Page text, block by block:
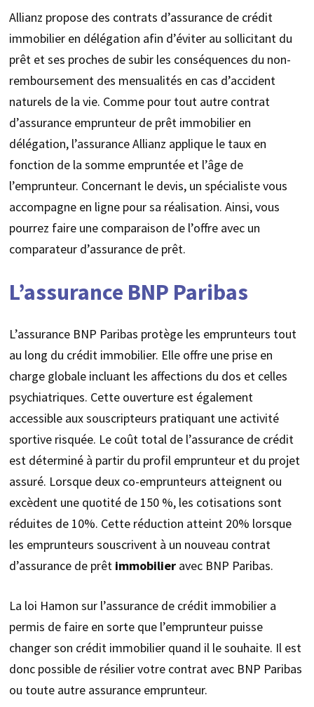
Allianz propose des contrats d’assurance de crédit
immobilier en délégation afin d’éviter au sollicitant du
prêt et ses proches de subir les conséquences du non-
remboursement des mensualités en cas d’accident
naturels de la vie. Comme pour tout autre contrat
d’assurance emprunteur de prêt immobilier en
délégation, l’assurance Allianz applique le taux en
fonction de la somme empruntée et l’âge de
l’emprunteur. Concernant le devis, un spécialiste vous
accompagne en ligne pour sa réalisation. Ainsi, vous
pourrez faire une comparaison de l’offre avec un
comparateur d’assurance de prêt.
L’assurance BNP Paribas
L’assurance BNP Paribas protège les emprunteurs tout
au long du crédit immobilier. Elle offre une prise en
charge globale incluant les affections du dos et celles
psychiatriques. Cette ouverture est également
accessible aux souscripteurs pratiquant une activité
sportive risquée. Le coût total de l’assurance de crédit
est déterminé à partir du profil emprunteur et du projet
assuré. Lorsque deux co-emprunteurs atteignent ou
excèdent une quotité de 150 %, les cotisations sont
réduites de 10%. Cette réduction atteint 20% lorsque
les emprunteurs souscrivent à un nouveau contrat
d’assurance de prêt immobilier avec BNP Paribas.
La loi Hamon sur l’assurance de crédit immobilier a
permis de faire en sorte que l’emprunteur puisse
changer son crédit immobilier quand il le souhaite. Il est
donc possible de résilier votre contrat avec BNP Paribas
ou toute autre assurance emprunteur.